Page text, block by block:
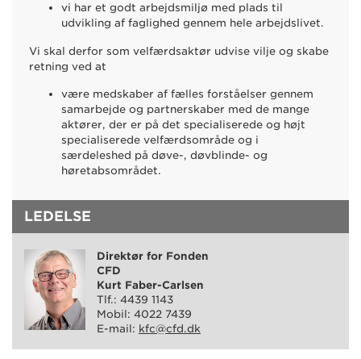
vi har et godt arbejdsmiljø med plads til
udvikling af faglighed gennem hele arbejdslivet.
Vi skal derfor som velfærdsaktør udvise vilje og skabe
retning ved at
være medskaber af fælles forståelser gennem
samarbejde og partnerskaber med de mange
aktører, der er på det specialiserede og højt
specialiserede velfærdsområde og i
særdeleshed på døve-, døvblinde- og
høretabsområdet.
LEDELSE
Direktør for Fonden
CFD
Kurt Faber-Carlsen
Tlf.: 4439 1143
Mobil: 4022 7439
E-mail: kfc@cfd.dk